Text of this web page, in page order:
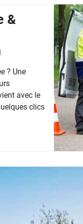
&
? Une
avec le
clics